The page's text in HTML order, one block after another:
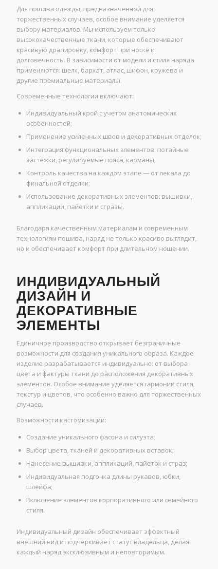
Для пошива одежды, предназначенной для
торжественных случаев, особое внимание уделяется
выбору материалов. Мы используем только
высококачественные ткани, которые обеспечивают
красивую драпировку, комфорт при носке и
долговечность. В зависимости от модели и стиля наряда
применяются: шелк, бархат, атлас, шифон, кружева и
другие премиальные материалы.
Современные технологии включают:
Индивидуальный крой с учетом анатомических
особенностей;
Применение усиленных швов и декоративных отделок;
Интеграция функциональных элементов: потайные
застежки, регулируемые пояса, карманы;
Контроль качества на каждом этапе — от лекала до
финальной отделки;
Использование декоративных элементов: вышивки,
аппликации, пайетки и стразы.
Благодаря качественным материалам и современным
технологиям пошива, наряд не только красиво выглядит,
но и обеспечивает комфорт при длительном ношении.
ИНДИВИДУАЛЬНЫЙ
ДИЗАЙН И
ДЕКОРАТИВНЫЕ
ЭЛЕМЕНТЫ
Единичное производство открывает безграничные
возможности для создания уникального образа. Каждое
изделие разрабатывается индивидуально: от выбора
цвета и фактуры ткани до расположения декоративных
элементов. Особое внимание уделяется гармонии стиля,
текстур и цветов, что особенно важно для торжественных
случаев.
Возможности кастомизации:
Создание уникального фасона и силуэта;
Выбор цвета, тканей и декоративных вставок;
Нанесение вышивки, аппликаций, пайеток и страз;
Индивидуальная подгонка длины рукавов, юбки,
шлейфа;
Включение элементов корпоративного или семейного
стиля.
Индивидуальный дизайн обеспечивает эффектный
внешний вид и подчеркивает статус владельца, делая
каждый наряд эксклюзивным и неповторимым.